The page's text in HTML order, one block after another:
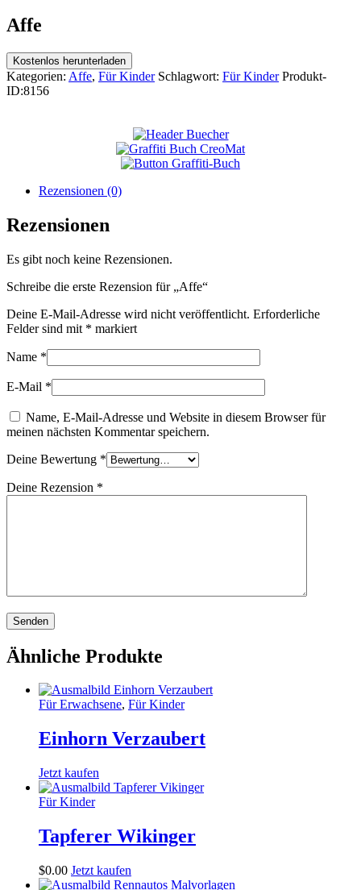
Affe
Kostenlos herunterladen
Kategorien: Affe, Für Kinder Schlagwort: Für Kinder Produkt-
ID:8156
Rezensionen (0)
Rezensionen
Es gibt noch keine Rezensionen.
Schreibe die erste Rezension für „Affe“
Deine E-Mail-Adresse wird nicht veröffentlicht. Erforderliche
Felder sind mit * markiert
Name *
E-Mail *
Name, E-Mail-Adresse und Website in diesem Browser für
meinen nächsten Kommentar speichern.
Deine Bewertung *
Deine Rezension *
Ähnliche Produkte
Für Erwachsene, Für Kinder
Einhorn Verzaubert
Jetzt kaufen
Für Kinder
Tapferer Wikinger
$0.00 Jetzt kaufen